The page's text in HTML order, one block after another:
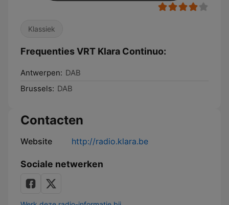
Klassiek
Frequenties VRT Klara Continuo:
Antwerpen: DAB
Brussels: DAB
Contacten
Website http://radio.klara.be
Sociale netwerken